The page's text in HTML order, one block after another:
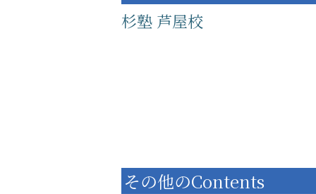
杉塾 芦屋校
その他のContents